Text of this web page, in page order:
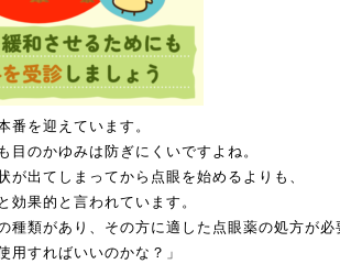
番を迎えています。
目のかゆみは防ぎにくいですよね。
が出てしまってから点眼を始めるよりも、
効果的と言われています。
種類があり、その方に適した点眼薬の処方が必
用すればいいのかな？」